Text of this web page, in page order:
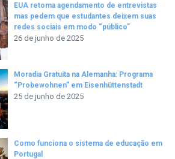
EUA retoma agendamento de entrevistas
mas pedem que estudantes deixem suas
redes sociais em modo “público”
26 de junho de 2025
Moradia Gratuita na Alemanha: Programa
“Probewohnen” em Eisenhüttenstadt
25 de junho de 2025
Como funciona o sistema de educação em
Portugal